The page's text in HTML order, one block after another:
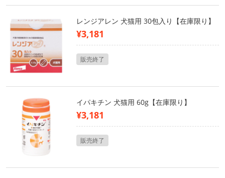
レンジアレン 犬猫用 30包入り【在庫限り】
¥3,181
販売終了
イパキチン 犬猫用 60g【在庫限り】
¥3,181
販売終了